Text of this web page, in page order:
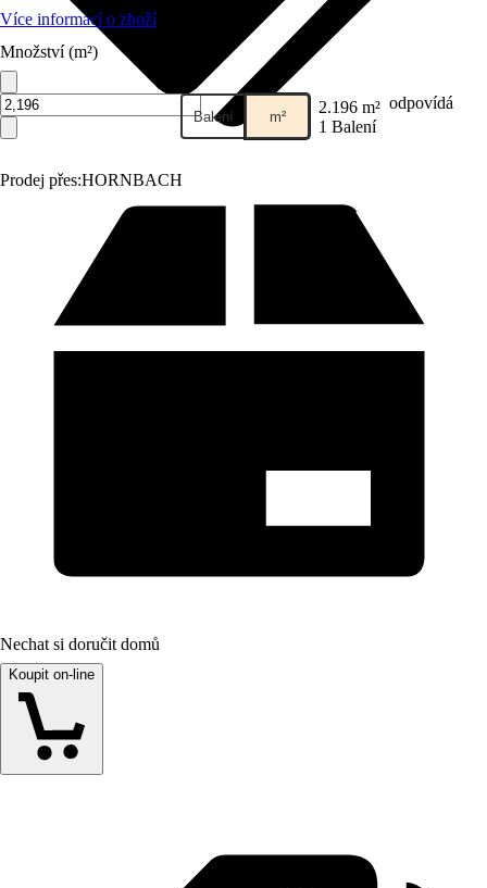
Prodej přes:HORNBACH
Více informací o zboží
Množství (m²)
Balení m² 2.196 m² odpovídá
1 Balení
Nechat si doručit domů
Koupit on-line